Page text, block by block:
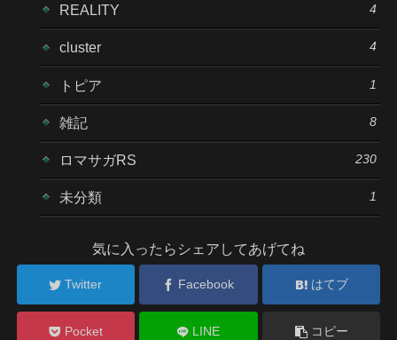
REALITY 4
cluster 4
トピア 1
雑記 8
ロマサガRS 230
未分類 1
気に入ったらシェアしてあげてね
Twitter Facebook はてブ
Pocket LINE コピー